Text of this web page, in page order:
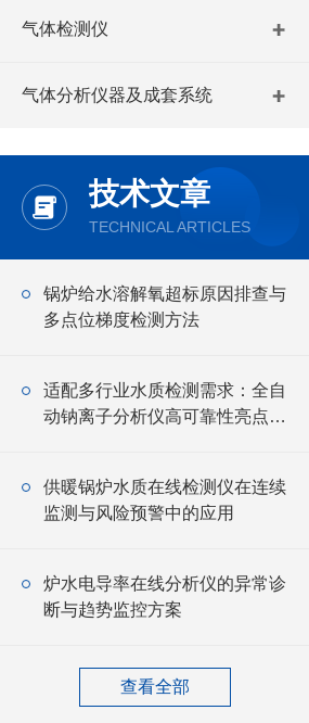
气体检测仪
气体分析仪器及成套系统
技术文章
TECHNICAL ARTICLES
锅炉给水溶解氧超标原因排查与
多点位梯度检测方法
适配多行业水质检测需求：全自
动钠离子分析仪高可靠性亮点解
供暖锅炉水质在线检测仪在连续
监测与风险预警中的应用
炉水电导率在线分析仪的异常诊
断与趋势监控方案
查看全部